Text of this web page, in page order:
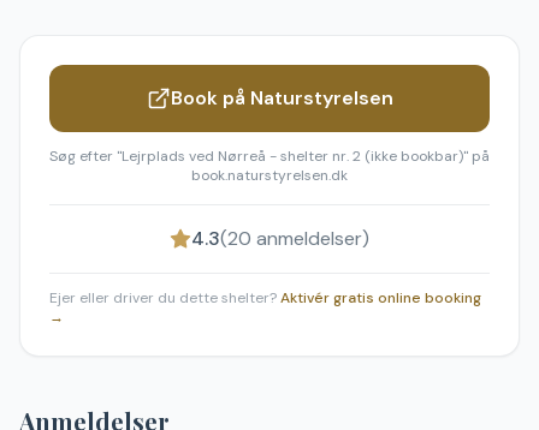
Book på Naturstyrelsen
Søg efter "Lejrplads ved Nørreå - shelter nr. 2 (ikke bookbar)" på
book.naturstyrelsen.dk
4.3(20 anmeldelser)
Ejer eller driver du dette shelter?Aktivér gratis online booking
→
Anmeldelser